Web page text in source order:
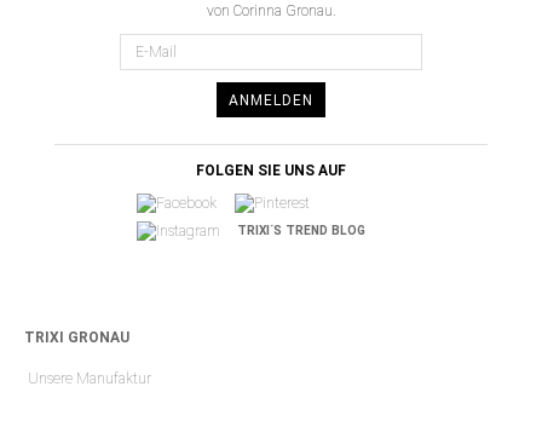
von Corinna Gronau.
ANMELDEN
FOLGEN SIE UNS AUF
TRIXI´S TREND BLOG
TRIXI GRONAU
Unsere Manufaktur